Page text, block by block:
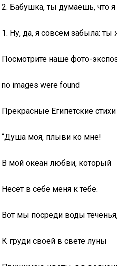
2. Бабушка, ты думаешь, что
1. Ну, да, я совсем забыла:
Посмотрите наше фото-
no images were found
Прекрасные Египетские
“Душа моя, плыви ко мне!
В мой океан любви, который
Несёт в себе меня к тебе.
Вот мы посреди воды
К груди своей в свете луны